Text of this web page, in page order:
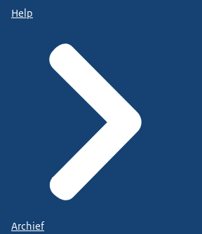
Help
Archief